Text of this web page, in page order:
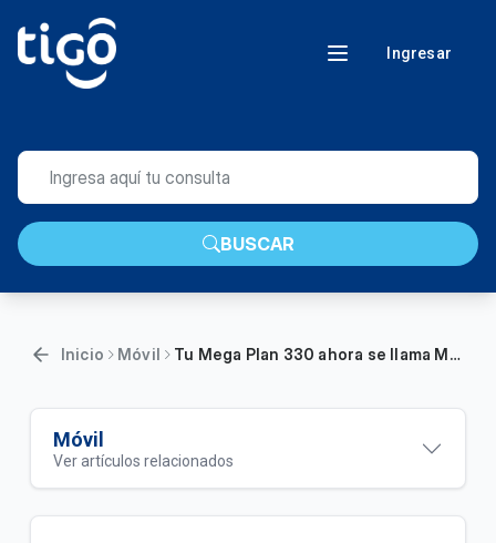
Ingresar
BUSCAR
Inicio Móvil Tu Mega Plan 330 ahora se llama Móvil Avanzado y tienes más beneficios
Móvil
Ver artículos relacionados
Tus Paquetigos Ilimitados ahora en SINTESIS